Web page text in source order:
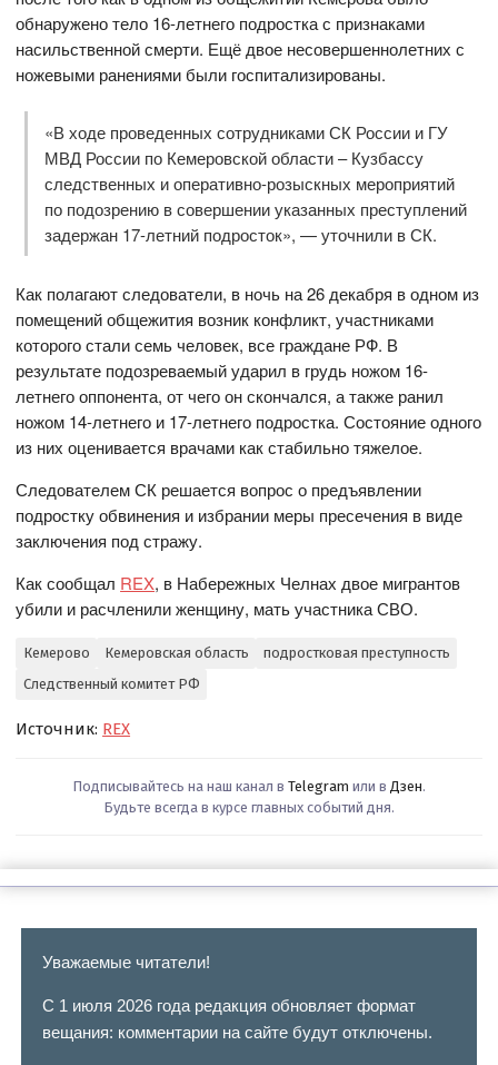
обнаружено тело 16-летнего подростка с признаками
насильственной смерти. Ещё двое несовершеннолетних с
ножевыми ранениями были госпитализированы.
«В ходе проведенных сотрудниками СК России и ГУ
МВД России по Кемеровской области – Кузбассу
следственных и оперативно-розыскных мероприятий
по подозрению в совершении указанных преступлений
задержан 17-летний подросток», — уточнили в СК.
Как полагают следователи, в ночь на 26 декабря в одном из
помещений общежития возник конфликт, участниками
которого стали семь человек, все граждане РФ. В
результате подозреваемый ударил в грудь ножом 16-
летнего оппонента, от чего он скончался, а также ранил
ножом 14-летнего и 17-летнего подростка. Состояние одного
из них оценивается врачами как стабильно тяжелое.
Следователем СК решается вопрос о предъявлении
подростку обвинения и избрании меры пресечения в виде
заключения под стражу.
Как сообщал REX, в Набережных Челнах двое мигрантов
убили и расчленили женщину, мать участника СВО.
Кемерово Кемеровская область
подростковая преступность
Следственный комитет РФ
Источник: REX
Подписывайтесь на наш канал в Telegram или в Дзен.
Будьте всегда в курсе главных событий дня.
Уважаемые читатели!
С 1 июля 2026 года редакция обновляет формат
вещания: комментарии на сайте будут отключены.